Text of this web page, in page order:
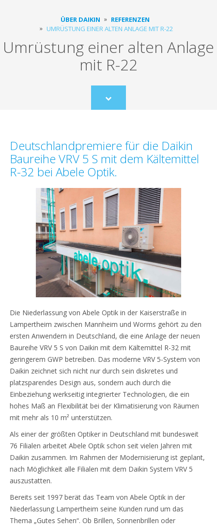
ÜBER DAIKIN
REFERENZEN
UMRÜSTUNG EINER ALTEN ANLAGE MIT R-22
Umrüstung einer alten Anlage
mit R-22
Scroll
to
Deutschlandpremiere für die Daikin
Baureihe VRV 5 S mit dem Kältemittel
R-32 bei Abele Optik.
Die Niederlassung von Abele Optik in der Kaiserstraße in
Lampertheim zwischen Mannheim und Worms gehört zu den
ersten Anwendern in Deutschland, die eine Anlage der neuen
Baureihe VRV 5 S von Daikin mit dem Kältemittel R-32 mit
geringerem GWP betreiben. Das moderne VRV 5-System von
Daikin zeichnet sich nicht nur durch sein diskretes und
platzsparendes Design aus, sondern auch durch die
Einbeziehung werkseitig integrierter Technologien, die ein
hohes Maß an Flexibilität bei der Klimatisierung von Räumen
mit mehr als 10 m² unterstützen.
Als einer der größten Optiker in Deutschland mit bundesweit
76 Filialen arbeitet Abele Optik schon seit vielen Jahren mit
Daikin zusammen. Im Rahmen der Modernisierung ist geplant,
nach Möglichkeit alle Filialen mit dem Daikin System VRV 5
auszustatten.
Bereits seit 1997 berät das Team von Abele Optik in der
Niederlassung Lampertheim seine Kunden rund um das
Thema „Gutes Sehen“. Ob Brillen, Sonnenbrillen oder